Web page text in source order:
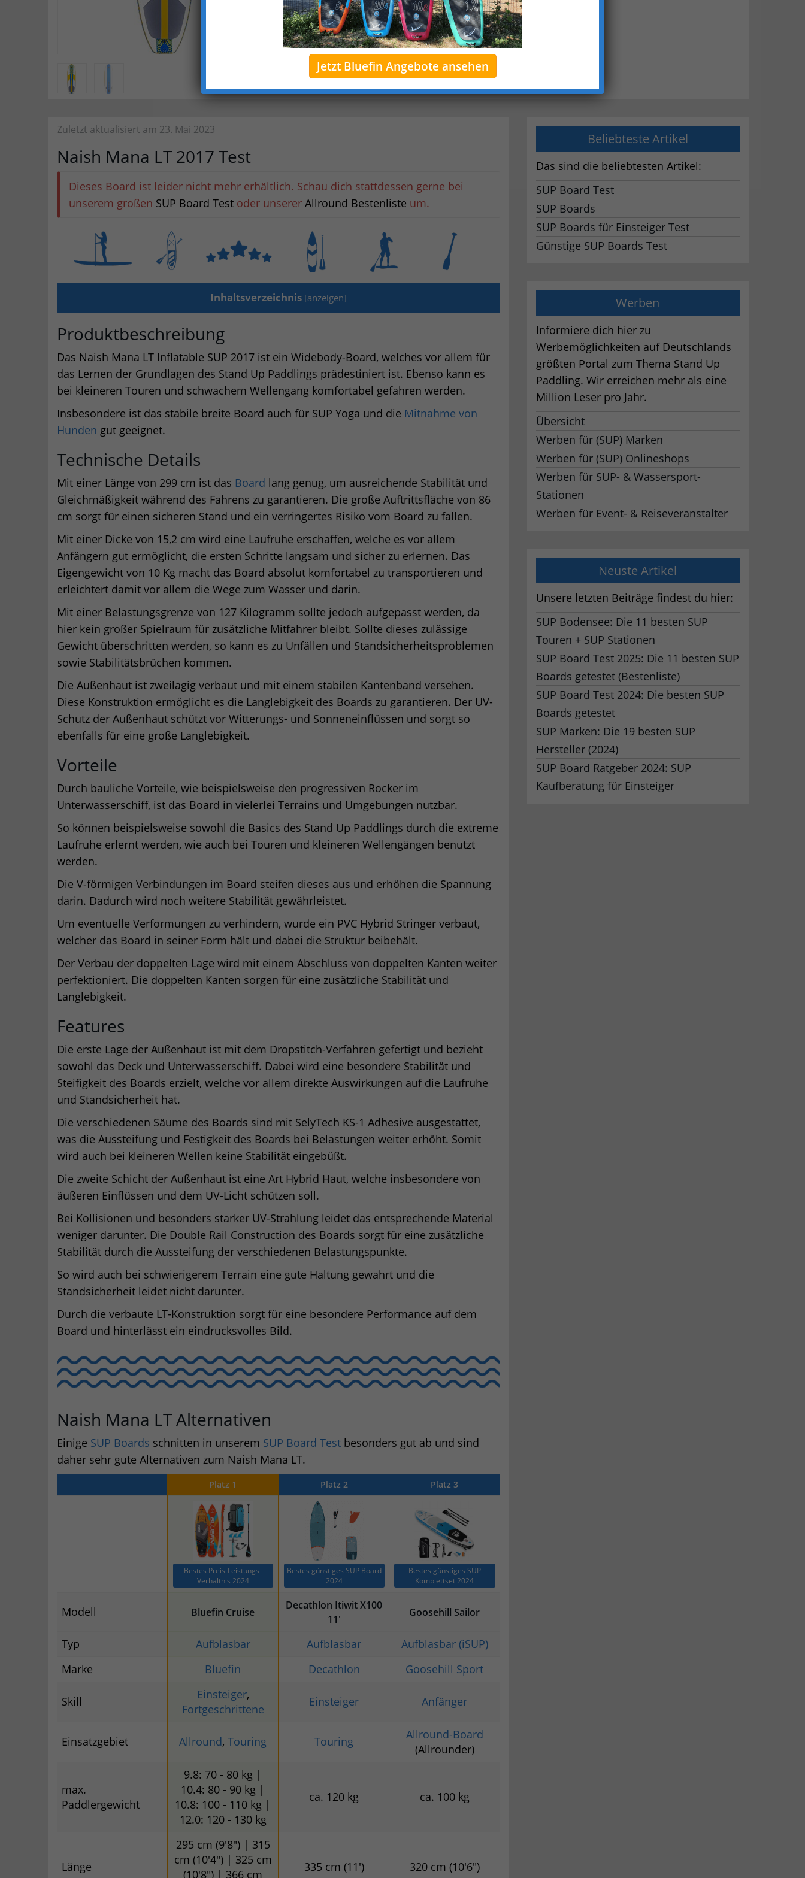
Gewicht
Zuletzt aktualisiert am 23. Mai 2023
Naish Mana LT 2017 Test
Dieses Board ist leider nicht mehr erhältlich. Schau dich stattdessen gerne bei
unserem großen SUP Board Testoder unserer Allround Bestenliste um.
Inhaltsverzeichnis [anzeigen]
Produktbeschreibung
Das Naish Mana LT Inflatable SUP 2017 ist ein Widebody-Board, welches vor allem für
das Lernen der Grundlagen des Stand Up Paddlings prädestiniert ist. Ebenso kann es
bei kleineren Touren und schwachem Wellengang komfortabel gefahren werden.
Insbesondere ist das stabile breite Board auch für SUP Yoga und die Mitnahme von
Hunden gut geeignet.
Technische Details
Mit einer Länge von 299 cm ist das Board lang genug, um ausreichende Stabilität und
Gleichmäßigkeit während des Fahrens zu garantieren. Die große Auftrittsfläche von 86
cm sorgt für einen sicheren Stand und ein verringertes Risiko vom Board zu fallen.
Mit einer Dicke von 15,2 cm wird eine Laufruhe erschaffen, welche es vor allem
Anfängern gut ermöglicht, die ersten Schritte langsam und sicher zu erlernen. Das
Eigengewicht von 10 Kg macht das Board absolut komfortabel zu transportieren und
erleichtert damit vor allem die Wege zum Wasser und darin.
Mit einer Belastungsgrenze von 127 Kilogramm sollte jedoch aufgepasst werden, da
hier kein großer Spielraum für zusätzliche Mitfahrer bleibt. Sollte dieses zulässige
Gewicht überschritten werden, so kann es zu Unfällen und Standsicherheitsproblemen
sowie Stabilitätsbrüchen kommen.
Die Außenhaut ist zweilagig verbaut und mit einem stabilen Kantenband versehen.
Diese Konstruktion ermöglicht es die Langlebigkeit des Boards zu garantieren. Der UV-
Schutz der Außenhaut schützt vor Witterungs- und Sonneneinflüssen und sorgt so
ebenfalls für eine große Langlebigkeit.
Vorteile
Durch bauliche Vorteile, wie beispielsweise den progressiven Rocker im
Unterwasserschiff, ist das Board in vielerlei Terrains und Umgebungen nutzbar.
So können beispielsweise sowohl die Basics des Stand Up Paddlings durch die extreme
Laufruhe erlernt werden, wie auch bei Touren und kleineren Wellengängen benutzt
werden.
Die V-förmigen Verbindungen im Board steifen dieses aus und erhöhen die Spannung
darin. Dadurch wird noch weitere Stabilität gewährleistet.
Um eventuelle Verformungen zu verhindern, wurde ein PVC Hybrid Stringer verbaut,
welcher das Board in seiner Form hält und dabei die Struktur beibehält.
Der Verbau der doppelten Lage wird mit einem Abschluss von doppelten Kanten weiter
perfektioniert. Die doppelten Kanten sorgen für eine zusätzliche Stabilität und
Langlebigkeit.
Features
Die erste Lage der Außenhaut ist mit dem Dropstitch-Verfahren gefertigt und bezieht
sowohl das Deck und Unterwasserschiff. Dabei wird eine besondere Stabilität und
Steifigkeit des Boards erzielt, welche vor allem direkte Auswirkungen auf die Laufruhe
und Standsicherheit hat.
Die verschiedenen Säume des Boards sind mit SelyTech KS-1 Adhesive ausgestattet,
was die Aussteifung und Festigkeit des Boards bei Belastungen weiter erhöht. Somit
wird auch bei kleineren Wellen keine Stabilität eingebüßt.
Die zweite Schicht der Außenhaut ist eine Art Hybrid Haut, welche insbesondere von
äußeren Einflüssen und dem UV-Licht schützen soll.
Bei Kollisionen und besonders starker UV-Strahlung leidet das entsprechende Material
weniger darunter. Die Double Rail Construction des Boards sorgt für eine zusätzliche
Stabilität durch die Aussteifung der verschiedenen Belastungspunkte.
So wird auch bei schwierigerem Terrain eine gute Haltung gewahrt und die
Standsicherheit leidet nicht darunter.
Durch die verbaute LT-Konstruktion sorgt für eine besondere Performance auf dem
Board und hinterlässt ein eindrucksvolles Bild.
Naish Mana LT Alternativen
Einige SUP Boards schnitten in unserem SUP Board Testbesonders gut ab und sind
daher sehr gute Alternativen zum Naish Mana LT.
Platz 1 Platz 2 Platz 3
Bestes Preis-Leistungs-
Verhältnis 2024
Bestes günstiges SUP Board
2024
Bestes günstiges SUP
Komplettset 2024
Modell Bluefin Cruise
Decathlon Itiwit X100
11′
Goosehill Sailor
Typ Aufblasbar Aufblasbar
Aufblasbar (iSUP)
Marke
Bluefin Decathlon Goosehill Sport
Skill Einsteiger,
Fortgeschrittene
Einsteiger Anfänger
Einsatzgebiet Allround, Touring Touring
Allround-Board
(Allrounder)
max.
Paddlergewicht
9.8: 70 - 80 kg |
10.4: 80 - 90 kg |
10.8: 100 - 110 kg |
12.0: 120 - 130 kg
ca. 120 kg ca. 100 kg
Länge
295 cm (9'8") | 315
cm (10'4") | 325 cm
(10'8") | 366 cm
335 cm (11') 320 cm (10'6")
Beliebteste Artikel
Das sind die beliebtesten Artikel:
SUP Board Test
SUP Boards
SUP Boards für Einsteiger Test
Günstige SUP Boards Test
Werben
Informiere dich hier zu
Werbemöglichkeiten auf Deutschlands
größten Portal zum Thema Stand Up
Paddling. Wir erreichen mehr als eine
Million Leser pro Jahr.
Übersicht
Werben für (SUP) Marken
Werben für (SUP) Onlineshops
Werben für SUP- & Wassersport-
Stationen
Werben für Event- & Reiseveranstalter
Neuste Artikel
Unsere letzten Beiträge findest du hier:
SUP Bodensee: Die 11 besten SUP
Touren + SUP Stationen
SUP Board Test 2025: Die 11 besten SUP
Boards getestet (Bestenliste)
SUP Board Test 2024: Die besten SUP
Boards getestet
SUP Marken: Die 19 besten SUP
Hersteller (2024)
SUP Board Ratgeber 2024: SUP
Kaufberatung für Einsteiger
Jetzt Bluefin Angebote ansehen